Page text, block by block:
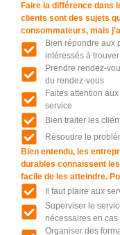
Faire la différence dans
clients sont des sujets
consommateurs, mais
Bien répondre aux
intéressés à
Prendre rendez-
du rendez-vous
Faites attention
service
Bien traiter les
Résoudre le
Bien entendu, les
durables connaissent
facile de les atteindre.
Il faut plaire aux
Superviser le
nécessaires en
Organiser des